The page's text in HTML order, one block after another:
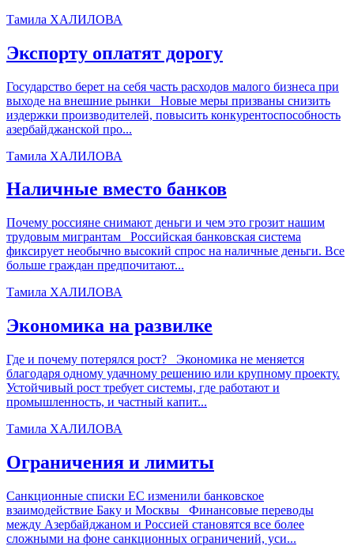
Тамила ХАЛИЛОВА
Экспорту оплатят дорогу
Государство берет на себя часть расходов малого бизнеса при
выходе на внешние рынки Новые меры призваны снизить
издержки производителей, повысить конкурентоспособность
азербайджанской про...
Тамила ХАЛИЛОВА
Наличные вместо банков
Почему россияне снимают деньги и чем это грозит нашим
трудовым мигрантам Российская банковская система
фиксирует необычно высокий спрос на наличные деньги. Все
больше граждан предпочитают...
Тамила ХАЛИЛОВА
Экономика на развилке
Где и почему потерялся рост? Экономика не меняется
благодаря одному удачному решению или крупному проекту.
Устойчивый рост требует системы, где работают и
промышленность, и частный капит...
Тамила ХАЛИЛОВА
Ограничения и лимиты
Санкционные списки ЕС изменили банковское
взаимодействие Баку и Москвы Финансовые переводы
между Азербайджаном и Россией становятся все более
сложными на фоне санкционных ограничений, уси...